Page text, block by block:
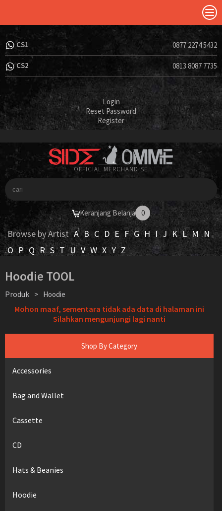
CS1 0877 2274 5432
CS2 0813 8087 7735
Login
Reset Password
Register
OFFICIAL MERCHANDISE
Keranjang Belanja 0
Browse by Artist A B C D E F G H I J K L M
N
O P Q R S T U V W X Y Z
Shop By Category
Accessories
Bag and Wallet
Cassette
CD
Hats & Beanies
Hoodie
Hoodie TOOL
Produk > Hoodie
Mohon maaf, sementara tidak ada data di halaman ini
Silahkan mengunjungi lagi nanti